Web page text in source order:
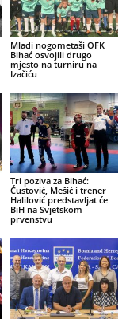
Mladi nogometaši OFK
Bihać osvojili drugo
mjesto na turniru na
Izačiću
Tri poziva za Bihać:
Ćustović, Mešić i trener
Halilović predstavljat će
BiH na Svjetskom
prvenstvu